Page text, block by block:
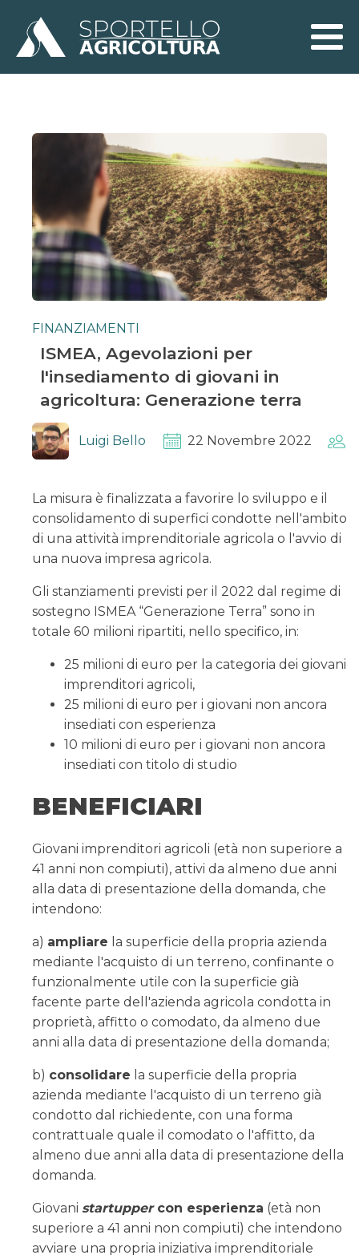
FINANZIAMENTI
ISMEA, Agevolazioni per
l'insediamento di giovani in
agricoltura: Generazione terra
Luigi Bello 22 Novembre 2022
La misura è finalizzata a favorire lo sviluppo e il
consolidamento di superfici condotte nell'ambito
di una attività imprenditoriale agricola o l'avvio di
una nuova impresa agricola.
Gli stanziamenti previsti per il 2022 dal regime di
sostegno ISMEA “Generazione Terra” sono in
totale 60 milioni ripartiti, nello specifico, in:
25 milioni di euro per la categoria dei giovani
imprenditori agricoli,
25 milioni di euro per i giovani non ancora
insediati con esperienza
10 milioni di euro per i giovani non ancora
insediati con titolo di studio
BENEFICIARI
Giovani imprenditori agricoli (età non superiore a
41 anni non compiuti), attivi da almeno due anni
alla data di presentazione della domanda, che
intendono:
a) ampliare la superficie della propria azienda
mediante l'acquisto di un terreno, confinante o
funzionalmente utile con la superficie già
facente parte dell'azienda agricola condotta in
proprietà, affitto o comodato, da almeno due
anni alla data di presentazione della domanda;
b) consolidare la superficie della propria
azienda mediante l'acquisto di un terreno già
condotto dal richiedente, con una forma
contrattuale quale il comodato o l'affitto, da
almeno due anni alla data di presentazione della
domanda.
Giovani startupper con esperienza (età non
superiore a 41 anni non compiuti) che intendono
avviare una propria iniziativa imprenditoriale